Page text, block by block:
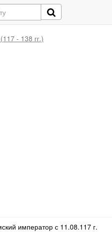
- 138 гг.)
император с 11.08.117 г.